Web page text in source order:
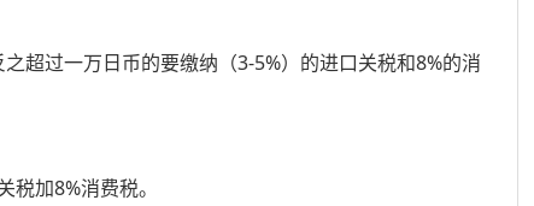
超过一万日币的要缴纳（3-5%）的进口关税和8%的消
加8%消费税。